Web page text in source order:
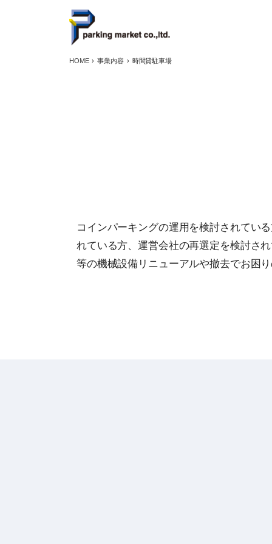
HOME 事業内容 時間貸駐車場
コインパーキングの運用を検討されてい
れている方、運営会社の再選定を検討さ
等の機械設備リニューアルや撤去でお困